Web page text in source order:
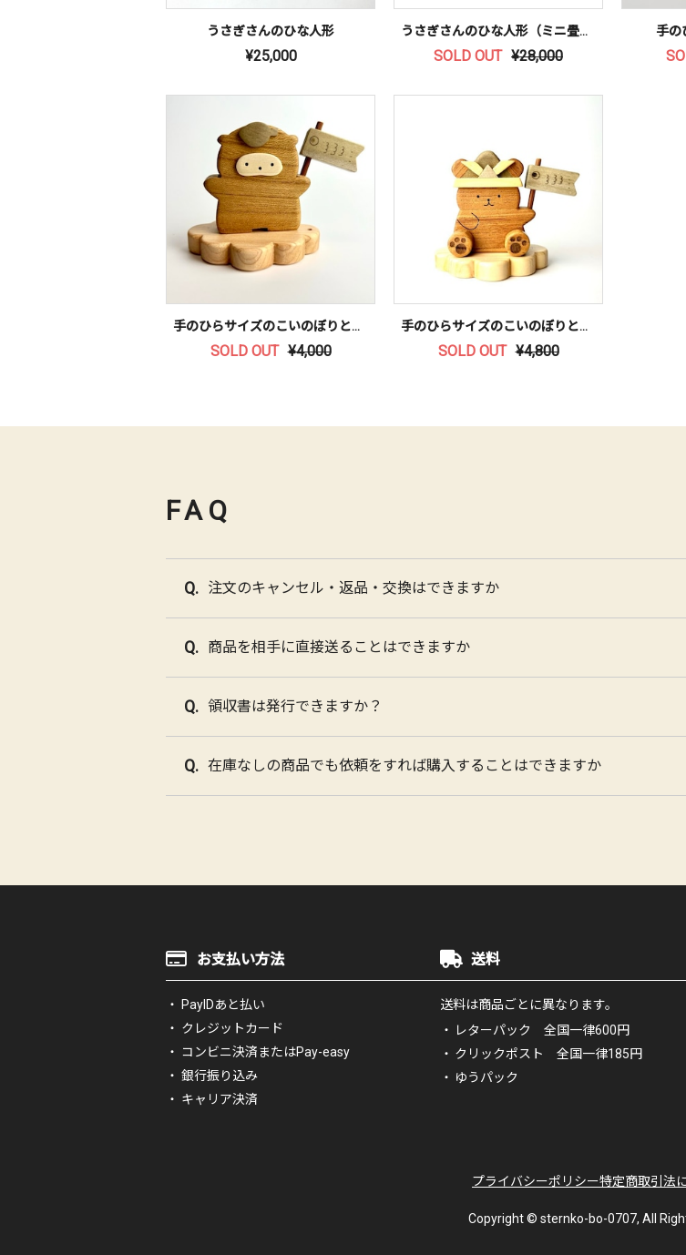
うさぎさんのひな人形
¥25,000
うさぎさんのひな人形（ミニ畳付）
SOLD OUT ¥28,000
手の
手のひらサイズのこいのぼりとたぬきさん
SOLD OUT ¥4,000
手のひらサイズのこいのぼりとくまさん
SOLD OUT ¥4,800
FAQ
注文のキャンセル・返品・交換はできますか
商品を相手に直接送ることはできますか
領収書は発行できますか？
在庫なしの商品でも依頼をすれば購入することはできますか
お支払い方法
PayIDあと払い
クレジットカード
コンビニ決済またはPay-easy
銀行振り込み
キャリア決済
送料
送料は商品ごとに異なります。
レターパック 全国一律600円
クリックポスト 全国一律185円
ゆうパック
プライバシーポリシー特定商取引法
Copyright © sternko-bo-0707, All